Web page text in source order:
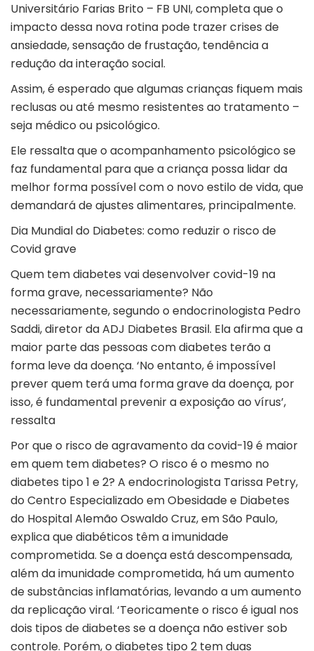
Universitário Farias Brito – FB UNI, completa que o
impacto dessa nova rotina pode trazer crises de
ansiedade, sensação de frustação, tendência a
redução da interação social.
Assim, é esperado que algumas crianças fiquem mais
reclusas ou até mesmo resistentes ao tratamento –
seja médico ou psicológico.
Ele ressalta que o acompanhamento psicológico se
faz fundamental para que a criança possa lidar da
melhor forma possível com o novo estilo de vida, que
demandará de ajustes alimentares, principalmente.
Dia Mundial do Diabetes: como reduzir o risco de
Covid grave
Quem tem diabetes vai desenvolver covid-19 na
forma grave, necessariamente? Não
necessariamente, segundo o endocrinologista Pedro
Saddi, diretor da ADJ Diabetes Brasil. Ela afirma que a
maior parte das pessoas com diabetes terão a
forma leve da doença. ‘No entanto, é impossível
prever quem terá uma forma grave da doença, por
isso, é fundamental prevenir a exposição ao vírus’,
ressalta
Por que o risco de agravamento da covid-19 é maior
em quem tem diabetes? O risco é o mesmo no
diabetes tipo 1 e 2? A endocrinologista Tarissa Petry,
do Centro Especializado em Obesidade e Diabetes
do Hospital Alemão Oswaldo Cruz, em São Paulo,
explica que diabéticos têm a imunidade
comprometida. Se a doença está descompensada,
além da imunidade comprometida, há um aumento
de substâncias inflamatórias, levando a um aumento
da replicação viral. ‘Teoricamente o risco é igual nos
dois tipos de diabetes se a doença não estiver sob
controle. Porém, o diabetes tipo 2 tem duas